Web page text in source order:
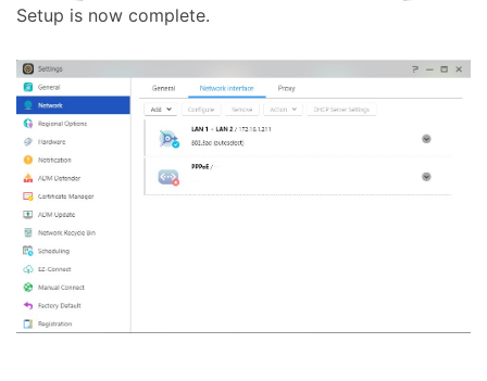
Setup is now complete.